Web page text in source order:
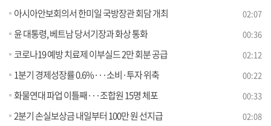
아시아안보회의서 한미일 국방장관 회담 개최 02:07
윤 대통령, 베트남 당서기장과 화상 통화 00:36
코로나19 예방 치료제 이부실드 2만 회분 공급 02:12
1분기 경제성장률 0.6%···소비·투자 위축 00:22
화물연대 파업 이틀째···조합원 15명 체포 00:33
2분기 손실보상금 내일부터 100만 원 선지급 02:08